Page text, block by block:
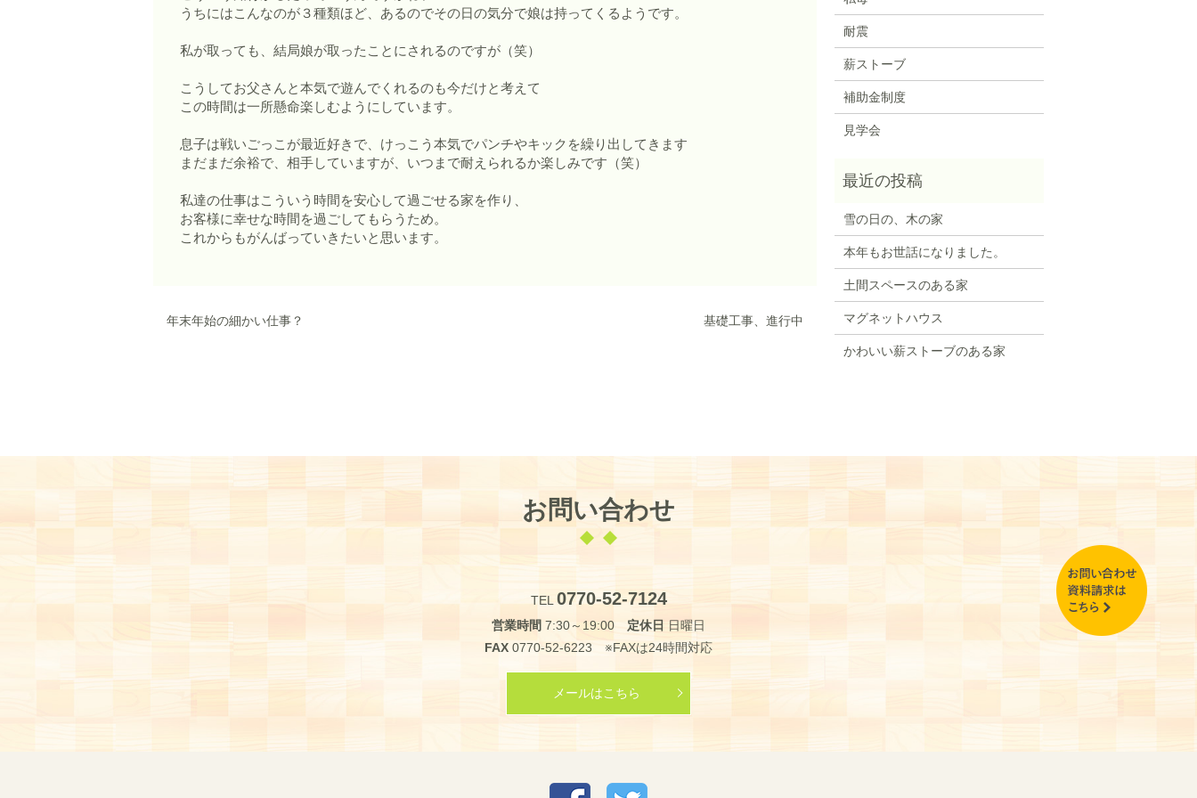
うちにはこんなのが３種類ほど、あるのでその日の気分で娘は持ってくるようです。
私が取っても、結局娘が取ったことにされるのですが（笑）
こうしてお父さんと本気で遊んでくれるのも今だけと考えて
この時間は一所懸命楽しむようにしています。
息子は戦いごっこが最近好きで、けっこう本気でパンチやキックを繰り出してきます
まだまだ余裕で、相手していますが、いつまで耐えられるか楽しみです（笑）
私達の仕事はこういう時間を安心して過ごせる家を作り、
お客様に幸せな時間を過ごしてもらうため。
これからもがんばっていきたいと思います。
年末年始の細かい仕事？ 基礎工事、進行中
耐震
薪ストーブ
補助金制度
見学会
雪の日の、木の家
本年もお世話になりました。
土間スペースのある家
マグネットハウス
かわいい薪ストーブのある家
お問い合わせ
TEL 0770-52-7124
営業時間 7:30～19:00 定休日 日曜日
FAX 0770-52-6223 ※FAXは24時間対応
メールはこちら